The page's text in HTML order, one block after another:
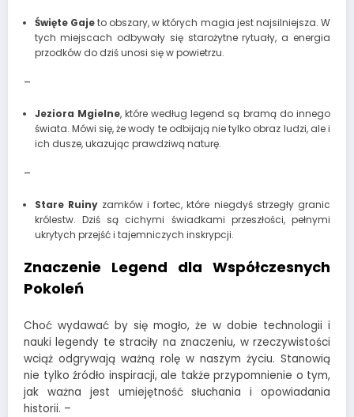
Święte Gajeto obszary, w których magia jest najsilniejsza. W
tych miejscach odbywały się starożytne rytuały, a energia
przodków do dziś unosi się w powietrzu.
–
Jeziora Mgielne, które według legend są bramą do innego
świata. Mówi się, że wody te odbijają nie tylko obraz ludzi, ale i
ich dusze, ukazując prawdziwą naturę.
–
Stare Ruinyzamków i fortec, które niegdyś strzegły granic
królestw. Dziś są cichymi świadkami przeszłości, pełnymi
ukrytych przejść i tajemniczych inskrypcji.
Znaczenie Legend dla Współczesnych
Pokoleń
Choć wydawać by się mogło, że w dobie technologii i
nauki legendy te straciły na znaczeniu, w rzeczywistości
wciąż odgrywają ważną rolę w naszym życiu. Stanowią
nie tylko źródło inspiracji, ale także przypomnienie o tym,
jak ważna jest umiejętność słuchania i opowiadania
historii. –